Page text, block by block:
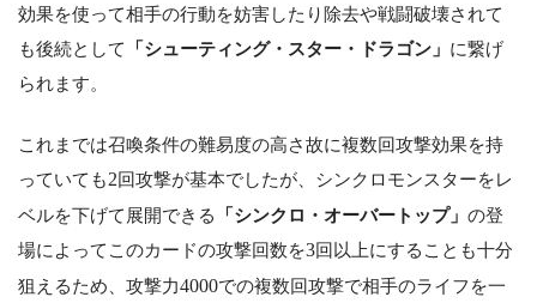
効果を使って相手の行動を妨害したり除去や戦闘破壊されて
も後続として
「シューティング・スター・ドラゴン」 に繋げ
られます。
これまでは召喚条件の難易度の高さ故に複数回攻撃効果を持
っていても2回攻撃が基本でしたが、シンクロモンスターをレ
ベルを下げて展開できる
「シンクロ・オーバートップ」 の登
場によってこのカードの攻撃回数を3回以上にすることも十分
狙えるため、攻撃力4000での複数回攻撃で相手のライフを一